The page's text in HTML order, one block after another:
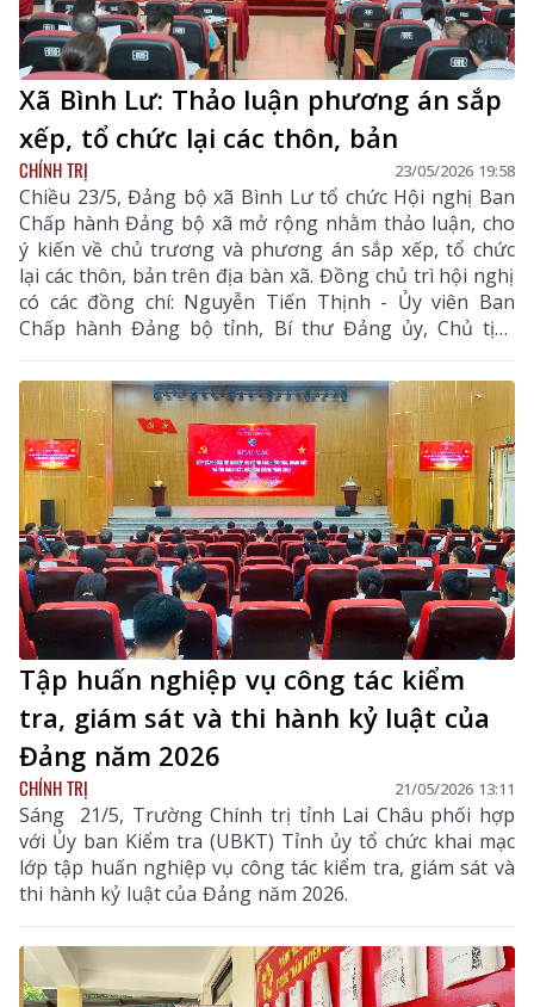
Xã Bình Lư: Thảo luận phương án sắp
xếp, tổ chức lại các thôn, bản
CHÍNH TRỊ 23/05/2026 19:58
Chiều 23/5, Đảng bộ xã Bình Lư tổ chức Hội nghị Ban
Chấp hành Đảng bộ xã mở rộng nhằm thảo luận, cho
ý kiến về chủ trương và phương án sắp xếp, tổ chức
lại các thôn, bản trên địa bàn xã. Đồng chủ trì hội nghị
có các đồng chí: Nguyễn Tiến Thịnh - Ủy viên Ban
Chấp hành Đảng bộ tỉnh, Bí thư Đảng ủy, Chủ tịch
HĐND xã; Tạ Thị Dung - Phó Bí thư Thường trực
Đảng ủy xã; Trần Thanh Tuấn - Phó Bí thư Đảng ủy,
Chủ tịch UBND xã. Dự hội nghị có các đồng chí Bí thư
chi bộ, Trưởng bản, Trưởng Ban Công tác Mặt trận
các bản trên địa bàn.
Tập huấn nghiệp vụ công tác kiểm
tra, giám sát và thi hành kỷ luật của
Đảng năm 2026
CHÍNH TRỊ 21/05/2026 13:11
Sáng 21/5, Trường Chính trị tỉnh Lai Châu phối hợp
với Ủy ban Kiểm tra (UBKT) Tỉnh ủy tổ chức khai mạc
lớp tập huấn nghiệp vụ công tác kiểm tra, giám sát và
thi hành kỷ luật của Đảng năm 2026.